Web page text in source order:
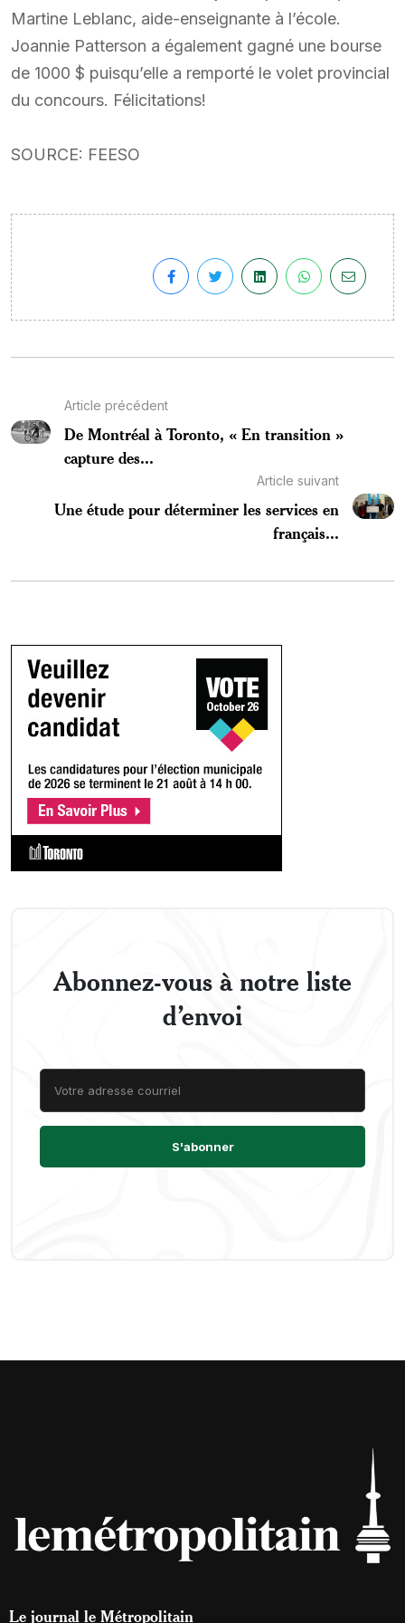
Martine Leblanc, aide-enseignante à l’école.
Joannie Patterson a également gagné une bourse
de 1000 $ puisqu’elle a remporté le volet provincial
du concours. Félicitations!
SOURCE: FEESO
Article précédent
De Montréal à Toronto, « En transition »
capture des...
Article suivant
Une étude pour déterminer les services en
français...
Abonnez-vous à notre liste
d’envoi
Le journal le Métropolitain